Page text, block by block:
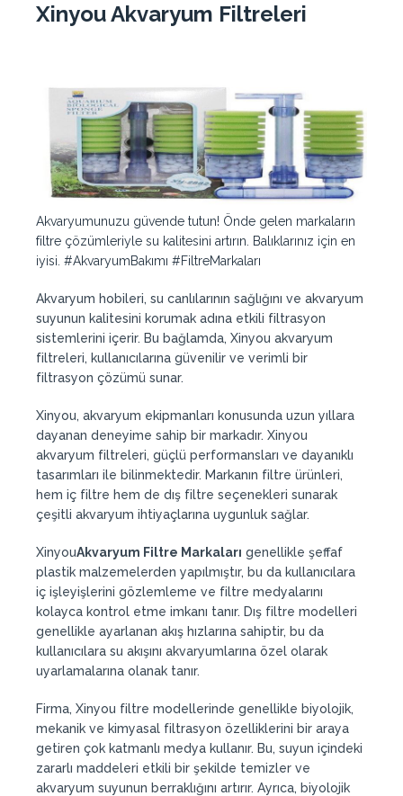
Xinyou Akvaryum Filtreleri
Akvaryumunuzu güvende tutun! Önde gelen markaların
filtre çözümleriyle su kalitesini artırın. Balıklarınız için en
iyisi. #AkvaryumBakımı #FiltreMarkaları
Akvaryum hobileri, su canlılarının sağlığını ve akvaryum
suyunun kalitesini korumak adına etkili filtrasyon
sistemlerini içerir. Bu bağlamda, Xinyou akvaryum
filtreleri, kullanıcılarına güvenilir ve verimli bir
filtrasyon çözümü sunar.
Xinyou, akvaryum ekipmanları konusunda uzun yıllara
dayanan deneyime sahip bir markadır. Xinyou
akvaryum filtreleri, güçlü performansları ve dayanıklı
tasarımları ile bilinmektedir. Markanın filtre ürünleri,
hem iç filtre hem de dış filtre seçenekleri sunarak
çeşitli akvaryum ihtiyaçlarına uygunluk sağlar.
XinyouAkvaryum Filtre Markaları genellikle şeffaf
plastik malzemelerden yapılmıştır, bu da kullanıcılara
iç işleyişlerini gözlemleme ve filtre medyalarını
kolayca kontrol etme imkanı tanır. Dış filtre modelleri
genellikle ayarlanan akış hızlarına sahiptir, bu da
kullanıcılara su akışını akvaryumlarına özel olarak
uyarlamalarına olanak tanır.
Firma, Xinyou filtre modellerinde genellikle biyolojik,
mekanik ve kimyasal filtrasyon özelliklerini bir araya
getiren çok katmanlı medya kullanır. Bu, suyun içindeki
zararlı maddeleri etkili bir şekilde temizler ve
akvaryum suyunun berraklığını artırır. Ayrıca, biyolojik